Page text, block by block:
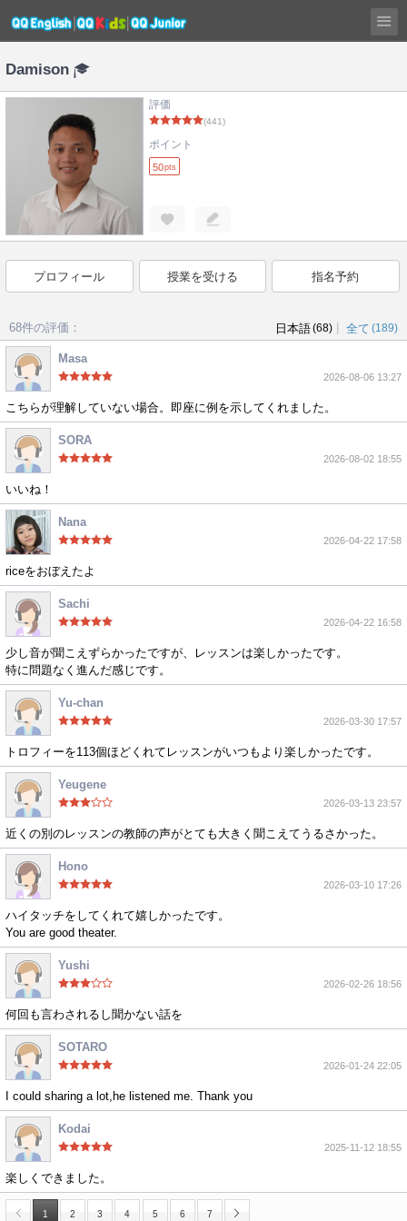
Damison
評価
(441)
ポイント
50pts
プロフィール 授業を受ける 指名予約
68件の評価： 日本語(68) 全て (189)
Masa
2026-08-06 13:27
こちらが理解していない場合。即座に例を示してくれました。
SORA
2026-08-02 18:55
いいね！
Nana
2026-04-22 17:58
riceをおぼえたよ
Sachi
2026-04-22 16:58
少し音が聞こえずらかったですが、レッスンは楽しかったです。
特に問題なく進んだ感じです。
Yu-chan
2026-03-30 17:57
トロフィーを113個ほどくれてレッスンがいつもより楽しかったです。
Yeugene
2026-03-13 23:57
近くの別のレッスンの教師の声がとても大きく聞こえてうるさかった。
Hono
2026-03-10 17:26
ハイタッチをしてくれて嬉しかったです。
You are good theater.
Yushi
2026-02-26 18:56
何回も言わされるし聞かない話を
SOTARO
2026-01-24 22:05
I could sharing a lot,he listened me. Thank you
Kodai
2025-11-12 18:55
楽しくできました。
1 2 3 4 5 6 7